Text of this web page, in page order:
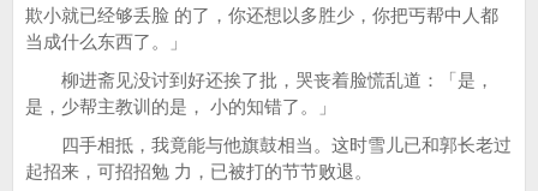
欺小就已经够丢脸 的了，你还想以多胜少，你把丐帮中人都
当成什么东西了。」
柳进斋见没讨到好还挨了批，哭丧着脸慌乱道：「是，
是，少帮主教训的是， 小的知错了。」
四手相抵，我竟能与他旗鼓相当。这时雪儿已和郭长老过
起招来，可招招勉 力，已被打的节节败退。